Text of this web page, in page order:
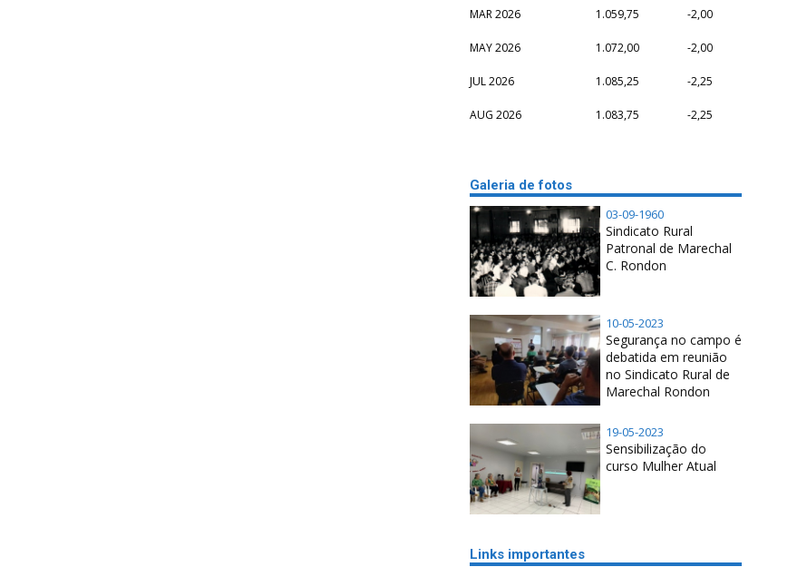
MAR 2026
1.059,75 -2,00
MAY 2026 1.072,00 -2,00
JUL 2026 1.085,25 -2,25
AUG 2026 1.083,75 -2,25
Galeria de fotos
03-09-1960
Sindicato Rural
Patronal de Marechal
C. Rondon
10-05-2023
Segurança no campo é
debatida em reunião
no Sindicato Rural de
Marechal Rondon
19-05-2023
Sensibilização do
curso Mulher Atual
Links importantes